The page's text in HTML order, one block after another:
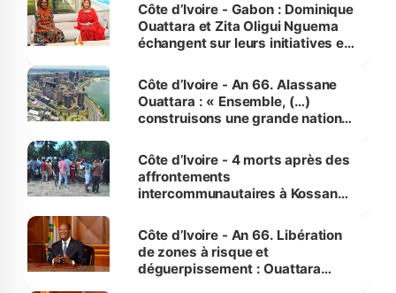
Côte d’Ivoire - Gabon : Dominique
Ouattara et Zita Oligui Nguema
échangent sur leurs initiatives en
enfants
Côte d’Ivoire - An 66. Alassane
Ouattara : « Ensemble, (…)
construisons une grande nation
générations futures »
Côte d’Ivoire - 4 morts après des
affrontements
intercommunautaires à Kossandji
milieu des sinistrés
Côte d’Ivoire - An 66. Libération
de zones à risque et
déguerpissement : Ouattara